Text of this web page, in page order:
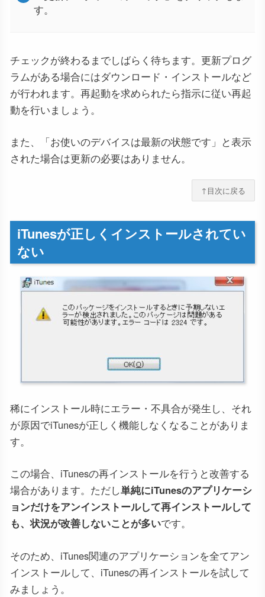
す。
チェックが終わるまでしばらく待ちます。更新プログ
ラムがある場合にはダウンロード・インストールなど
が行われます。再起動を求められたら指示に従い再起
動を行いましょう。
また、「お使いのデバイスは最新の状態です」と表示
された場合は更新の必要はありません。
↑目次に戻る
iTunesが正しくインストールされてい
ない
稀にインストール時にエラー・不具合が発生し、それ
が原因でiTunesが正しく機能しなくなることがありま
す。
この場合、iTunesの再インストールを行うと改善する
場合があります。ただし単純にiTunesのアプリケーシ
ョンだけをアンインストールして再インストールして
も、状況が改善しないことが多いです。
そのため、iTunes関連のアプリケーションを全てアン
インストールして、iTunesの再インストールを試して
みましょう。